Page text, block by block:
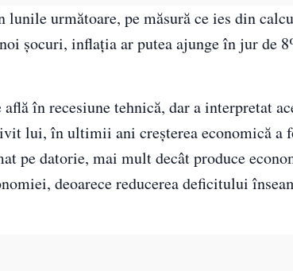
lunile următoare, pe măsură ce ies din
șocuri, inflația ar putea ajunge în jur de
află în recesiune tehnică, dar a interpretat
lui, în ultimii ani creșterea economică a
pe datorie, mai mult decât produce
deoarece reducerea deficitului